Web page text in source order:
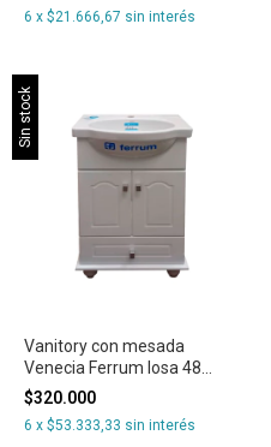
6 x $21.666,67 sin interés
Sin stock
Vanitory con mesada
Venecia Ferrum losa 48
puertas y cajon
$320.000
6 x $53.333,33 sin interés